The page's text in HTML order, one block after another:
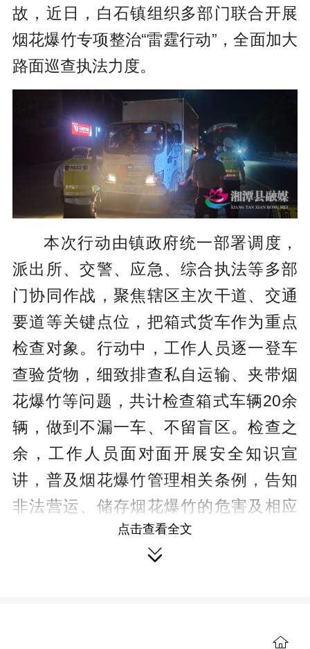
故，近日，白石镇组织多部门联合开展
烟花爆竹专项整治“雷霆行动”，全面加大
路面巡查执法力度。
本次行动由镇政府统一部署调度，
派出所、交警、应急、综合执法等多部
门协同作战，聚焦辖区主次干道、交通
要道等关键点位，把箱式货车作为重点
检查对象。行动中，工作人员逐一登车
查验货物，细致排查私自运输、夹带烟
花爆竹等问题，共计检查箱式车辆20余
辆，做到不漏一车、不留盲区。检查之
余，工作人员面对面开展安全知识宣
讲，普及烟花爆竹管理相关条例，告知
非法营运、储存烟花爆竹的危害及相应
处罚规定，提升过往人员的守法意识和
点击查看全文
